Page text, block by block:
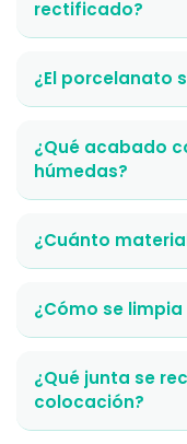
rectificado?
¿El porcelanato
¿Qué acabado
húmedas?
¿Cuánto
¿Cómo se
¿Qué junta se
colocación?